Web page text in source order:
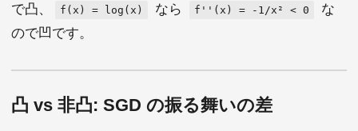
で凸、
f(x) = log(x) なら f''(x) = -1/x² < 0
な
ので凹です。
凸 vs 非凸: SGD の振る舞いの差